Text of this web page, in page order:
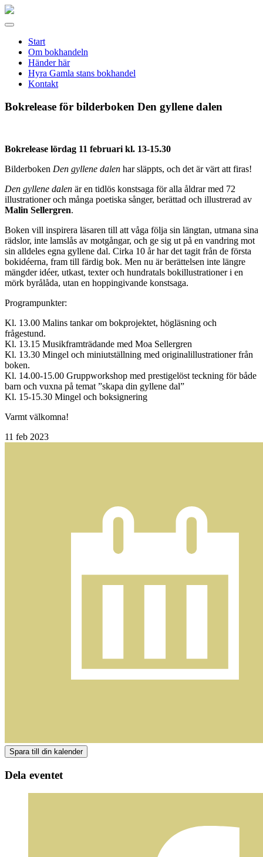
Gamla
Meny
Start
Om bokhandeln
Händer här
Hyra Gamla stans bokhandel
Kontakt
Bokrelease för bilderboken Den gyllene dalen
Bokrelease lördag 11 februari kl. 13-15.30
Bilderboken Den gyllene dalen har släppts, och det är värt att firas!
Den gyllene dalen är en tidlös konstsaga för alla åldrar med 72
illustrationer och många poetiska sånger, berättad och illustrerad av
Malin Sellergren.
Boken vill inspirera läsaren till att våga följa sin längtan, utmana sina
rädslor, inte lamslås av motgångar, och ge sig ut på en vandring mot
sin alldeles egna gyllene dal. Cirka 10 år har det tagit från de första
bokidéerna, fram till färdig bok. Men nu är berättelsen inte längre
mängder idéer, utkast, texter och hundratals bokillustrationer i en
mörk byrålåda, utan en hoppingivande konstsaga.
Programpunkter:
Kl. 13.00 Malins tankar om bokprojektet, högläsning och
frågestund.
Kl. 13.15 Musikframträdande med Moa Sellergren
Kl. 13.30 Mingel och miniutställning med originalillustrationer från
boken.
Kl. 14.00-15.00 Gruppworkshop med prestigelöst teckning för både
barn och vuxna på temat ”skapa din gyllene dal”
Kl. 15-15.30 Mingel och boksignering
Varmt välkomna!
11 feb 2023
Dela eventet